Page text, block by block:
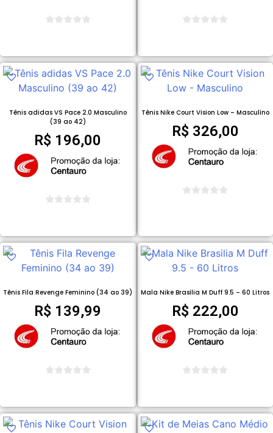
Tênis adidas VS Pace 2.0 Masculino
(39 ao 42)
R$ 196,00
Tênis Nike Court Vision Low – Masculino
R$ 326,00
Tênis Fila Revenge Feminino (34 ao 39)
R$ 139,99
Mala Nike Brasilia M Duff 9.5 – 60 Litros
R$ 222,00